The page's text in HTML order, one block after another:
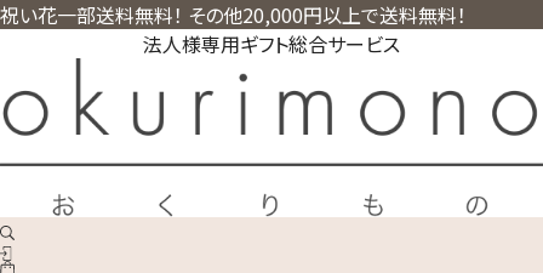
祝い花一部送料無料！ その他20,000円以上で送料無料！
法人様専用ギフト総合サービス